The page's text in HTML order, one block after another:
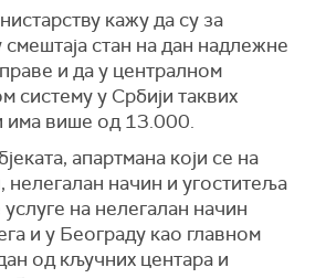
кажу да су за
смештаја стан на дан надлежне
и да у централном
систему у Србији таквих
има више од 13.000.
апартмана који се на
нелегалан начин и угоститеља
услуге на нелегалан начин
и у Београду као главном
од кључних центара и